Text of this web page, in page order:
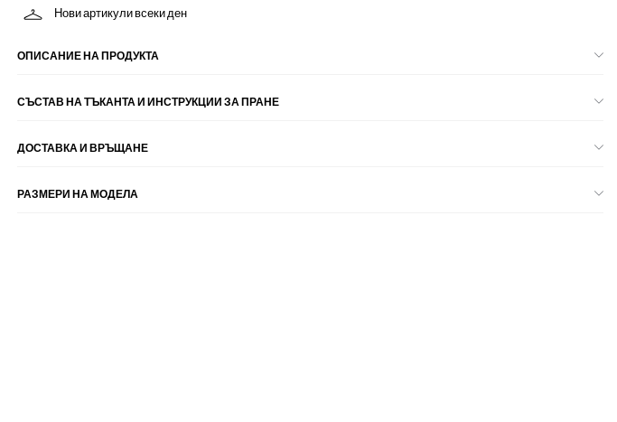
Нови артикули всеки ден
ОПИСАНИЕ НА ПРОДУКТА
СЪСТАВ НА ТЪКАНТА И ИНСТРУКЦИИ ЗА ПРАНЕ
ДОСТАВКА И ВРЪЩАНЕ
РАЗМЕРИ НА МОДЕЛА